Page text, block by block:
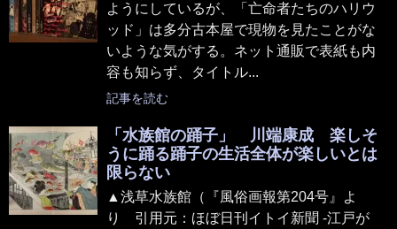
ようにしているが、「亡命者たちのハリウ
ッド」は多分古本屋で現物を見たことがな
いような気がする。ネット通販で表紙も内
容も知らず、タイトル...
記事を読む
「水族館の踊子」 川端康成 楽しそ
うに踊る踊子の生活全体が楽しいとは
限らない
▲浅草水族館（『風俗画報第204号』よ
り 引用元：ほぼ日刊イトイ新聞 -江戸が